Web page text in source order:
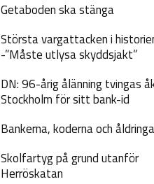
Getaboden ska stänga
Största vargattacken i
-”Måste utlysa skyddsjakt”
DN: 96-årig ålänning tvingas
Stockholm för sitt bank-id
Bankerna, koderna och
Skolfartyg på grund utanför
Herröskatan